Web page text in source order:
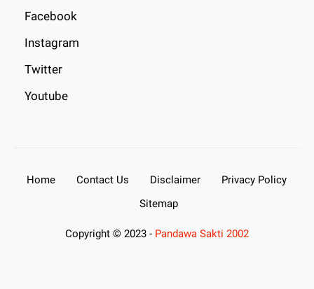
Facebook
Instagram
Twitter
Youtube
Home Contact Us Disclaimer
Privacy Policy
Sitemap
Copyright © 2023 - Pandawa Sakti 2002